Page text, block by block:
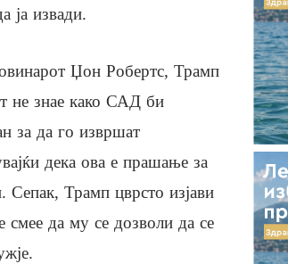
ја извади.
Џон Робертс, Трамп
не знае како САД би
за да го извршат
дека ова е прашање за
Трамп цврсто изјави
смее да му се дозволи да се